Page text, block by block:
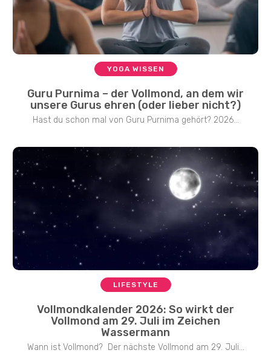
YOGA WISSEN
Guru Purnima – der Vollmond, an dem wir
unsere Gurus ehren (oder lieber nicht?)
Hast du schon mal von Guru Purnima gehört? 2026...
LIFESTYLE
Vollmondkalender 2026: So wirkt der
Vollmond am 29. Juli im Zeichen
Wassermann
Wann ist Vollmond? Der nächste Vollmond am 29. Juli...